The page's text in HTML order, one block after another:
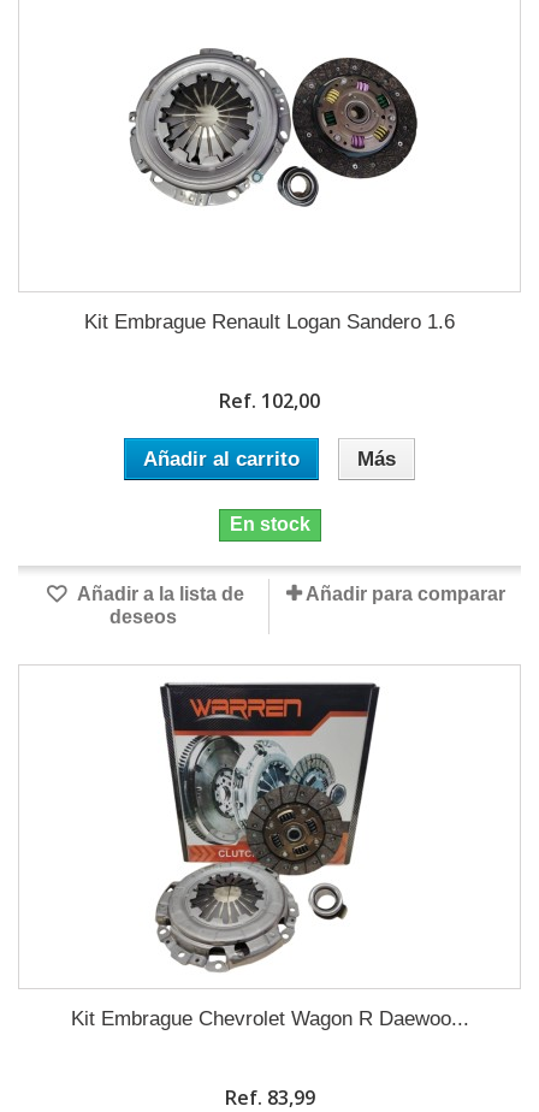
Kit Embrague Renault Logan Sandero 1.6
Ref. 102,00
Añadir al carrito Más
En stock
Añadir a la lista de
deseos
Añadir para comparar
Kit Embrague Chevrolet Wagon R Daewoo...
Ref. 83,99